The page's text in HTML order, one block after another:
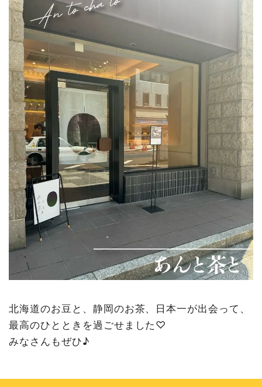
北海道のお豆と、静岡のお茶、日本一が出会って、
最高のひとときを過ごせました♡
みなさんもぜひ♪